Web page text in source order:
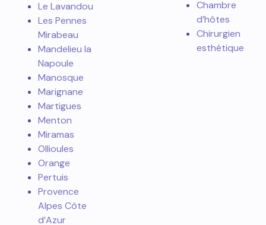
Le Lavandou
Les Pennes
Mirabeau
Mandelieu la
Napoule
Manosque
Marignane
Martigues
Menton
Miramas
Ollioules
Orange
Pertuis
Provence
Alpes Côte
d’Azur
Chambre
d’hôtes
Chirurgien
esthétique